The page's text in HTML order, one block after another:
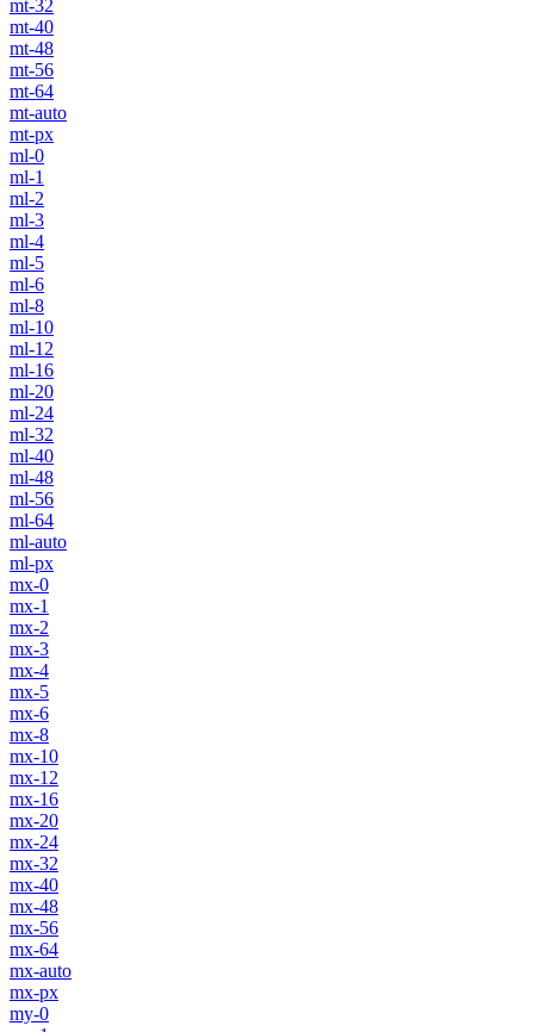
mt-32
mt-40
mt-48
mt-56
mt-64
mt-auto
mt-px
ml-0
ml-1
ml-2
ml-3
ml-4
ml-5
ml-6
ml-8
ml-10
ml-12
ml-16
ml-20
ml-24
ml-32
ml-40
ml-48
ml-56
ml-64
ml-auto
ml-px
mx-0
mx-1
mx-2
mx-3
mx-4
mx-5
mx-6
mx-8
mx-10
mx-12
mx-16
mx-20
mx-24
mx-32
mx-40
mx-48
mx-56
mx-64
mx-auto
mx-px
my-0